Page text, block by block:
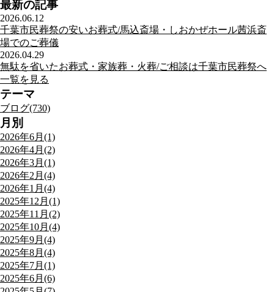
最新の記事
2026.06.12
千葉市民葬祭の安いお葬式/馬込斎場・しおかぜホール茜浜斎
場でのご葬儀
2026.04.29
無駄を省いたお葬式・家族葬・火葬/ご相談は千葉市民葬祭へ
一覧を見る
テーマ
ブログ(730)
月別
2026年6月(1)
2026年4月(2)
2026年3月(1)
2026年2月(4)
2026年1月(4)
2025年12月(1)
2025年11月(2)
2025年10月(4)
2025年9月(4)
2025年8月(4)
2025年7月(1)
2025年6月(6)